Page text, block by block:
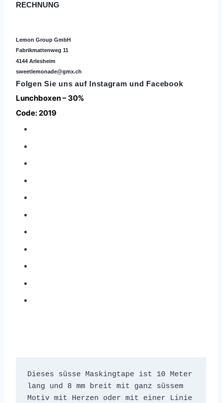
RECHNUNG
Lemon Group GmbH
Fabrikmattenweg 11
4144 Arlesheim
sweetlemonade@gmx.ch
Folgen Sie uns auf Instagram und Facebook
Lunchboxen – 30%
Code: 2019
Dieses süsse Maskingtape ist 10 Meter
lang und 8 mm breit mit ganz süssem
Motiv mit Herzen oder mit einer Linie